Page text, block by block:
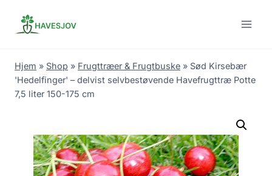
Hjem » Shop » Frugttræer & Frugtbuske » Sød Kirsebær
'Hedelfinger' – delvist selvbestøvende Havefrugttræ Potte
7,5 liter 150-175 cm